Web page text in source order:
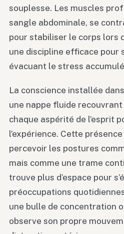
souplesse. Les muscles
sangle abdominale, se
pour stabiliser le corps lors
une discipline efficace pour
évacuant le stress
La conscience installée
une nappe fluide
chaque aspérité de l’esprit
l’expérience. Cette
percevoir les postures
mais comme une trame
trouve plus d’espace pour
préoccupations
une bulle de concentration
observe son propre